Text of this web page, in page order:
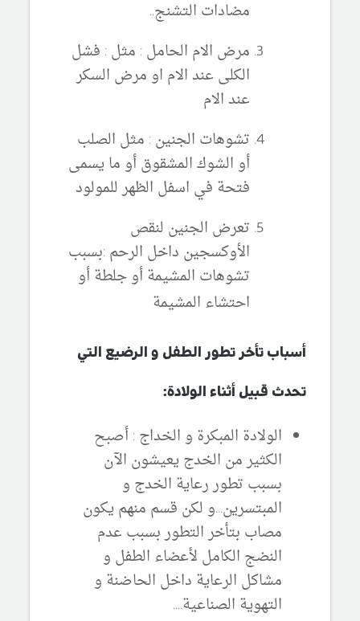
مضادات التشنج..
مرض الام الحامل : مثل : فشل
الكلى عند الام او مرض السكر
عند الام
تشوهات الجنين : مثل الصلب
أو الشوك المشقوق أو ما يسمى
فتحة في اسفل الظهر للمولود
تعرض الجنين لنقص
الأوكسجين داخل الرحم :بسبب
تشوهات المشيمة أو جلطة أو
احتشاء المشيمة
أسباب تأخر تطور الطفل و الرضيع التي
تحدث قبيل أثناء الولادة:
الولادة المبكرة و الخداج : أصبح
الكثير من الخدج يعيشون الآن
بسبب تطور رعاية الخدج و
المبتسرين...و لكن قسم منهم يكون
مصاب بتأخر التطور بسبب عدم
النضج الكامل لأعضاء الطفل و
مشاكل الرعاية داخل الحاضنة و
التهوية الصناعية....